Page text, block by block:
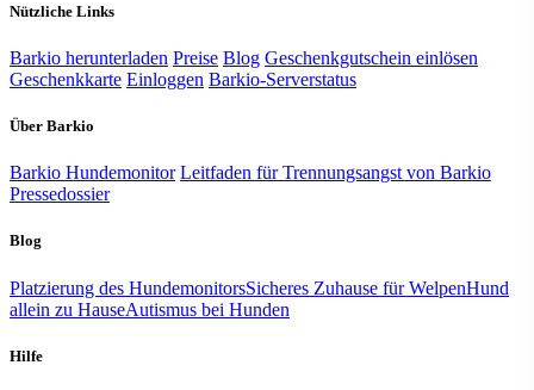
Nützliche Links
Barkio herunterladen Preise Blog Geschenkgutschein einlösen
Geschenkkarte Einloggen Barkio-Serverstatus
Über Barkio
Barkio Hundemonitor Leitfaden für Trennungsangst von Barkio
Pressedossier
Blog
Platzierung des HundemonitorsSicheres Zuhause für WelpenHund
allein zu HauseAutismus bei Hunden
Hilfe